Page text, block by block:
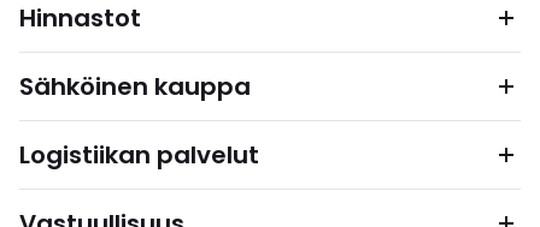
Hinnastot
Sähköinen kauppa
Logistiikan palvelut